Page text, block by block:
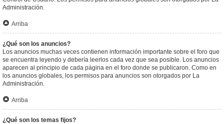
Administración.
Arriba
¿Qué son los anuncios?
Los anuncios muchas veces contienen información importante sobre el foro que
se encuentra leyendo y debería leerlos cada vez que sea posible. Los anuncios
aparecen al principio de cada página en el foro donde se publicaron. Como en
los anuncios globales, los permisos para anuncios son otorgados por La
Administración.
Arriba
¿Qué son los temas fijos?